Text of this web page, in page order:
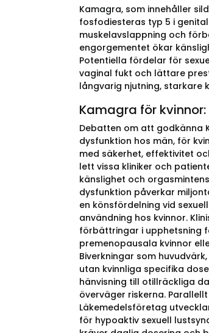
Kamagra, som innehåller
fosfodiesteras typ 5 i
muskelavslappning och
engorgementet ökar
Potentiella fördelar för
vaginal fukt och lättare
långvarig njutning, starkare
Kamagra för
Debatten om att godkänna
dysfunktion hos män, för
med säkerhet, effektivitet
lett vissa kliniker och
känslighet och
dysfunktion påverkar
en könsfördelning vid
användning hos kvinnor.
förbättringar i upphetsning
premenopausala kvinnor
Biverkningar som
utan kvinnliga specifika
hänvisning till otillräckliga
överväger riskerna.
Läkemedelsföretag
för hypoaktiv sexuell